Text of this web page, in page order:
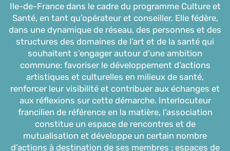
Ile-de-France dans le cadre du programme Culture et
Santé, en tant qu’opérateur et conseiller. Elle fédère,
dans une dynamique de réseau, des personnes et des
structures des domaines de l’art et de la santé qui
souhaitent s’engager autour d’une ambition
commune: favoriser le développement d’actions
artistiques et culturelles en milieux de santé,
renforcer leur visibilité et contribuer aux échanges et
aux réflexions sur cette démarche. Interlocuteur
francilien de référence en la matière, l’association
constitue un espace de rencontres et de
mutualisation et développe un certain nombre
d’actions à destination de ses membres : espaces de